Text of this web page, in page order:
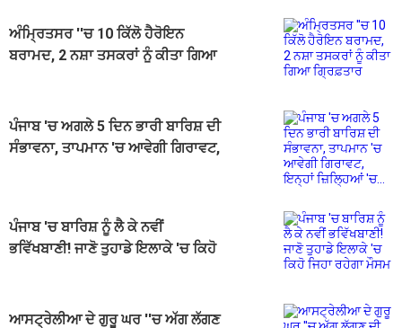
ਅੰਮ੍ਰਿਤਸਰ ''ਚ 10 ਕਿੱਲੋ ਹੈਰੋਇਨ
ਬਰਾਮਦ, 2 ਨਸ਼ਾ ਤਸਕਰਾਂ ਨੂੰ ਕੀਤਾ ਗਿਆ
ਪੰਜਾਬ 'ਚ ਅਗਲੇ 5 ਦਿਨ ਭਾਰੀ ਬਾਰਿਸ਼ ਦੀ
ਸੰਭਾਵਨਾ, ਤਾਪਮਾਨ 'ਚ ਆਵੇਗੀ ਗਿਰਾਵਟ,
ਪੰਜਾਬ 'ਚ ਬਾਰਿਸ਼ ਨੂੰ ਲੈ ਕੇ ਨਵੀਂ
ਭਵਿੱਖਬਾਣੀ! ਜਾਣੋ ਤੁਹਾਡੇ ਇਲਾਕੇ 'ਚ ਕਿਹੋ
ਆਸਟ੍ਰੇਲੀਆ ਦੇ ਗੁਰੂ ਘਰ ''ਚ ਅੱਗ ਲੱਗਣ